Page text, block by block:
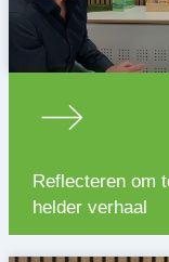
Reflecteren om
helder verhaal